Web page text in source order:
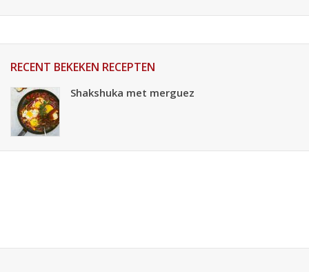
RECENT BEKEKEN RECEPTEN
Shakshuka met merguez